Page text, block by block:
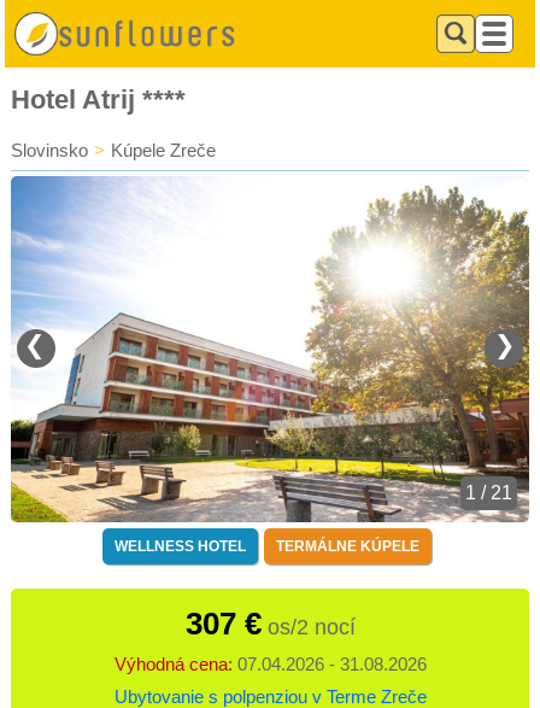
Hotel Atrij ****
Slovinsko > Kúpele Zreče
❮ ❯
1 / 21
WELLNESS HOTEL TERMÁLNE KÚPELE
307 €os/2 nocí
Výhodná cena: 07.04.2026 - 31.08.2026
Ubytovanie s polpenziou v Terme Zreče